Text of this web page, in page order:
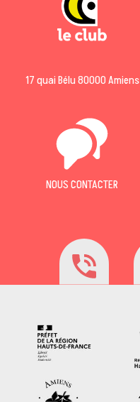
17 quai Bélu 80000 Amiens
NOUS CONTACTER